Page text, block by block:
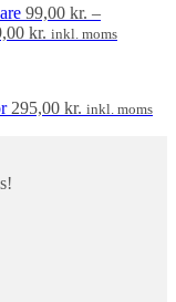
99,00 kr. –
kr. inkl. moms
295,00 kr. inkl. moms